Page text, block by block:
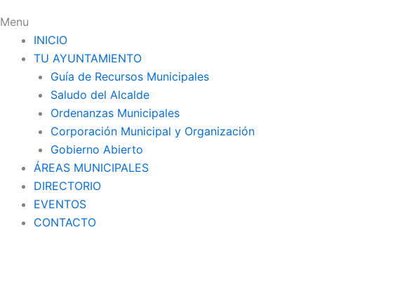
Menu
INICIO
TU AYUNTAMIENTO
Guía de Recursos Municipales
Saludo del Alcalde
Ordenanzas Municipales
Corporación Municipal y Organización
Gobierno Abierto
ÁREAS MUNICIPALES
DIRECTORIO
EVENTOS
CONTACTO